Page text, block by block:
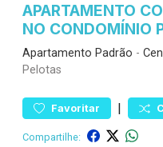
APARTAMENTO
NO CONDOMÍNIO
Apartamento Padrão -
Pelotas
Favoritar |
Compartilhe: